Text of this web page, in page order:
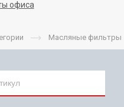
офиса
Масляные фильтры